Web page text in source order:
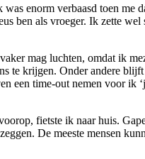
enorm verbaasd toen me
als vroeger. Ik zette wel
mag luchten, omdat ik
te krijgen. Onder andere
een time-out nemen voor ik
fietste ik naar huis.
De meeste mensen